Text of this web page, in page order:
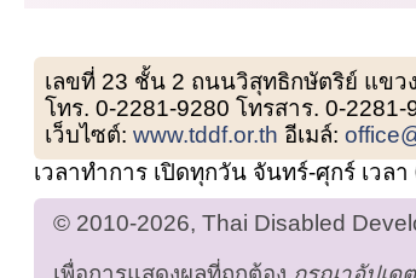
เลขที่ 23 ชั้น 2 ถนนวิสุทธิกษัตริย์ แขว
โทร. 0-2281-9280 โทรสาร. 0-2281-
เว็บไซต์:www.tddf.or.th อีเมล์:
เวลาทำการ เปิดทุกวัน จันทร์-ศุกร์ เวล
© 2010-2026, Thai Disabled